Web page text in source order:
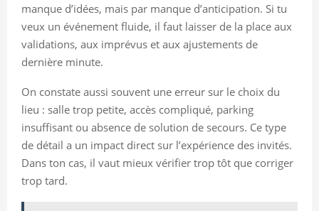
manque d’idées, mais par manque d’anticipation. Si tu
veux un événement fluide, il faut laisser de la place aux
validations, aux imprévus et aux ajustements de
dernière minute.
On constate aussi souvent une erreur sur le choix du
lieu : salle trop petite, accès compliqué, parking
insuffisant ou absence de solution de secours. Ce type
de détail a un impact direct sur l’expérience des invités.
Dans ton cas, il vaut mieux vérifier trop tôt que corriger
trop tard.